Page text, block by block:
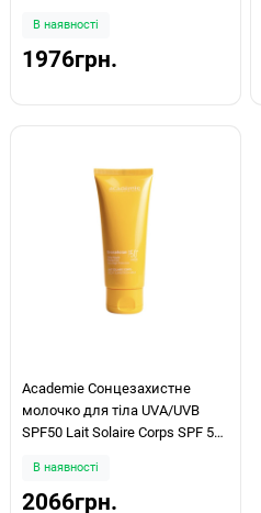
В наявності
1976грн.
Academie Сонцезахистне
молочко для тіла UVA/UVB
SPF50 Lait Solaire Corps SPF 50+
В наявності
2066грн.